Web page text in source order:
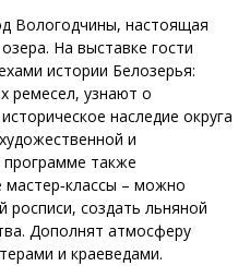
Вологодчины, настоящая
На выставке гости
истории Белозерья:
ремесел, узнают о
наследие округа
и
программе также
– можно
росписи, создать льняной
Дополнят атмосферу
и краеведами.